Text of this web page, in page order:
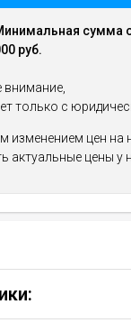
сумма
руб.
только с
изменением цен на
актуальные цены у